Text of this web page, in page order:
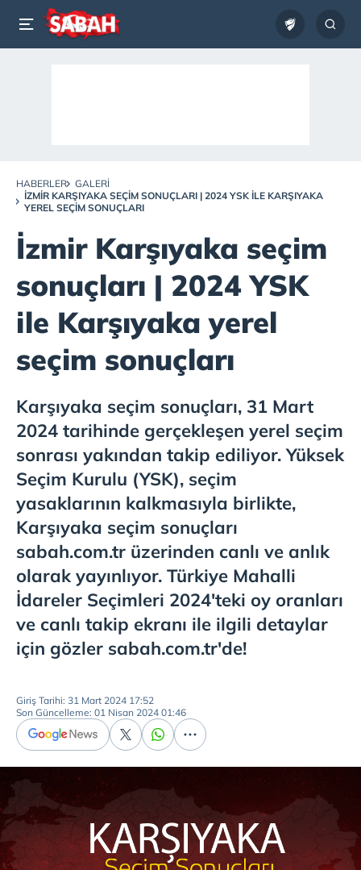
HABERLER
GALERI
İZMIR KARŞIYAKA SEÇIM SONUÇLARI | 2024 YSK ILE KARŞIYAKA
YEREL SEÇIM SONUÇLARI
İzmir Karşıyaka seçim
sonuçları | 2024 YSK
ile Karşıyaka yerel
seçim sonuçları
Karşıyaka seçim sonuçları, 31 Mart
2024 tarihinde gerçekleşen yerel seçim
sonrası yakından takip ediliyor. Yüksek
Seçim Kurulu (YSK), seçim
yasaklarının kalkmasıyla birlikte,
Karşıyaka seçim sonuçları
sabah.com.tr üzerinden canlı ve anlık
olarak yayınlıyor. Türkiye Mahalli
İdareler Seçimleri 2024'teki oy oranları
ve canlı takip ekranı ile ilgili detaylar
için gözler sabah.com.tr'de!
Giriş Tarihi: 31 Mart 2024 17:52
Son Güncelleme: 01 Nisan 2024 01:46